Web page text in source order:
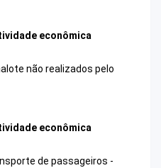
econômica
não realizados pelo
econômica
de passageiros -